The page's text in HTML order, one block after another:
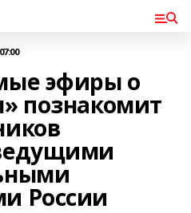
эфиры о
познакомит
России